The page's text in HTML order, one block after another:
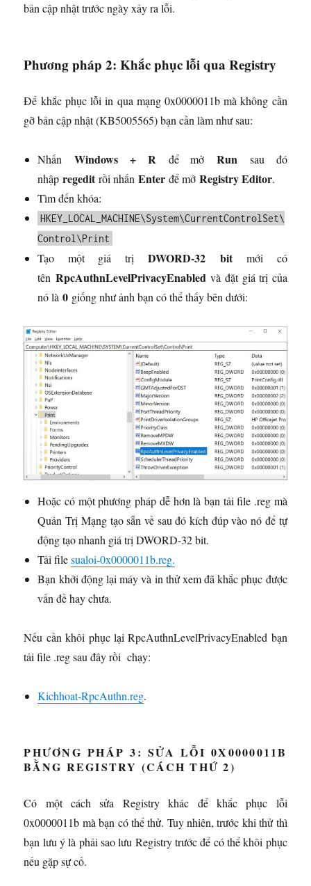
bản cập nhật trước ngày xảy ra lỗi.
Phương pháp 2: Khắc phục lỗi qua Registry
Để khắc phục lỗi in qua mạng 0x0000011b mà không cần
gỡ bản cập nhật (KB5005565) bạn cần làm như sau:
NhấnWindows + R để mởRun sau đó
nhậpregeditrồi nhấnEnter để mởRegistry Editor.
Tìm đến khóa:
HKEY_LOCAL_MACHINE\System\CurrentControlSet\
Control\Print
Tạo một giá trịDWORD-32 bitmới có
tên RpcAuthnLevelPrivacyEnabledvà đặt giá trị của
nó là0 giống như ảnh bạn có thể thấy bên dưới:
Hoặc có một phương pháp dễ hơn là bạn tải file .reg mà
Quản Trị Mạng tạo sẵn về sau đó kích đúp vào nó để tự
động tạo nhanh giá trị DWORD-32 bit.
Tải filesualoi-0x0000011b.reg.
Bạn khởi động lại máy và in thử xem đã khắc phục được
vấn đề hay chưa.
Nếu cần khôi phục lại RpcAuthnLevelPrivacyEnabled bạn
tải file .reg sau đây rồi chạy:
Kichhoat-RpcAuthn.reg.
PHƯƠNG PHÁP 3: SỬA LỖI 0X0000011B
BẰNG REGISTRY (CÁCH THỨ 2)
Có một cách sửa Registry khác để khắc phục lỗi
0x0000011b mà bạn có thể thử. Tuy nhiên, trước khi thử thì
bạn lưu ý là phải sao lưu Registry trước để có thể khôi phục
nếu gặp sự cố.